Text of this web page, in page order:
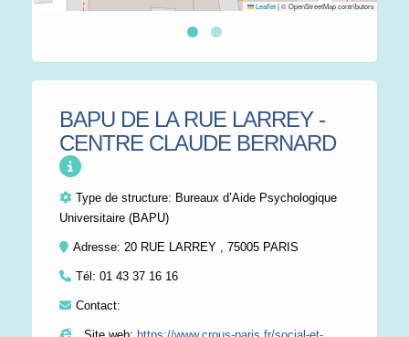
Leaflet|© OpenStreetMap contributors
BAPU DE LA RUE LARREY -
CENTRE CLAUDE BERNARD
Type de structure: Bureaux d’Aide Psychologique
Universitaire (BAPU)
Adresse: 20 RUE LARREY , 75005 PARIS
Tél: 01 43 37 16 16
Contact: